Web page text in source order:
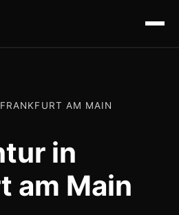
FRANKFURT AM MAIN
in
am Main